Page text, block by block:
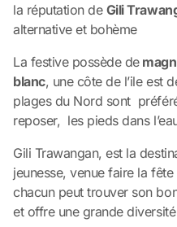
la réputation de Gili
alternative et bohème
La festive possède de
blanc, une côte de l’ile est
plages du Nord sont
reposer, les pieds dans
Gili Trawangan, est la
jeunesse, venue faire la
chacun peut trouver son
et offre une grande diversité